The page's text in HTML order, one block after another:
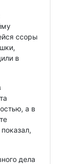
ссоры
в
а в
дела